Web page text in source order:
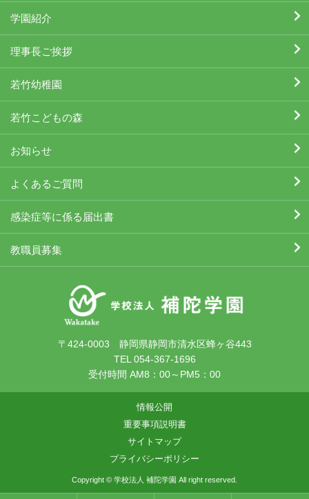
学園紹介
理事長ご挨拶
若竹幼稚園
若竹こどもの森
お知らせ
よくあるご質問
感染症等に係る届出書
教職員募集
〒424-0003 静岡県静岡市清水区蜂ヶ谷443
TEL 054-367-1696
受付時間 AM8：00～PM5：00
情報公開
重要事項説明書
サイトマップ
プライバシーポリシー
Copyright © 学校法人 補陀学園 All right reserved.